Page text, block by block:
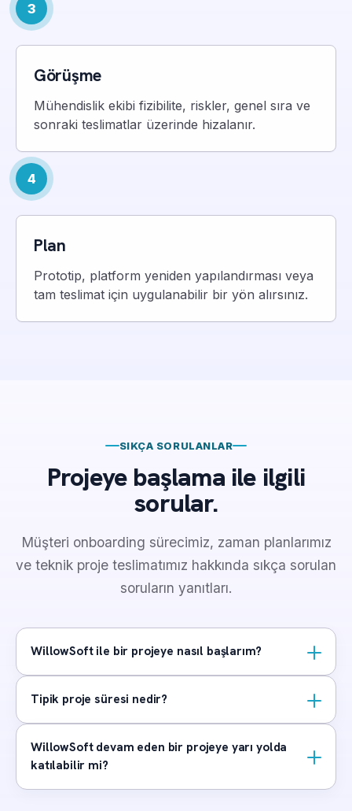
3
Görüşme
Mühendislik ekibi fizibilite, riskler, genel sıra ve
sonraki teslimatlar üzerinde hizalanır.
4
Plan
Prototip, platform yeniden yapılandırması veya
tam teslimat için uygulanabilir bir yön alırsınız.
SIKÇA SORULANLAR
Projeye başlama ile ilgili
sorular.
Müşteri onboarding sürecimiz, zaman planlarımız
ve teknik proje teslimatımız hakkında sıkça sorulan
soruların yanıtları.
WillowSoft ile bir projeye nasıl başlarım?
Tipik proje süresi nedir?
WillowSoft devam eden bir projeye yarı yolda
katılabilir mi?